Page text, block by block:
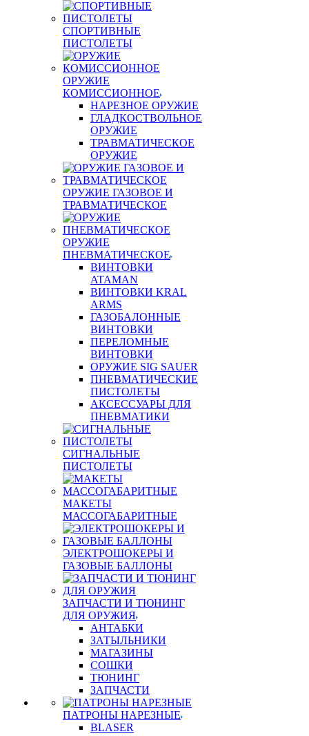
СПОРТИВНЫЕ
ПИСТОЛЕТЫ
ОРУЖИЕ
КОМИССИОННОЕ
НАРЕЗНОЕ ОРУЖИЕ
ГЛАДКОСТВОЛЬНОЕ
ОРУЖИЕ
ТРАВМАТИЧЕСКОЕ
ОРУЖИЕ
ОРУЖИЕ ГАЗОВОЕ И
ТРАВМАТИЧЕСКОЕ
ОРУЖИЕ
ПНЕВМАТИЧЕСКОЕ
ВИНТОВКИ
ATAMAN
ВИНТОВКИ KRAL
ARMS
ГАЗОБАЛОННЫЕ
ВИНТОВКИ
ПЕРЕЛОМНЫЕ
ВИНТОВКИ
ОРУЖИЕ SIG SAUER
ПНЕВМАТИЧЕСКИЕ
ПИСТОЛЕТЫ
АКСЕССУАРЫ ДЛЯ
ПНЕВМАТИКИ
СИГНАЛЬНЫЕ
ПИСТОЛЕТЫ
МАКЕТЫ
МАССОГАБАРИТНЫЕ
ЭЛЕКТРОШОКЕРЫ И
ГАЗОВЫЕ БАЛЛОНЫ
ЗАПЧАСТИ И ТЮНИНГ
ДЛЯ ОРУЖИЯ
АНТАБКИ
ЗАТЫЛЬНИКИ
МАГАЗИНЫ
СОШКИ
ТЮНИНГ
ЗАПЧАСТИ
ПАТРОНЫ НАРЕЗНЫЕ
BLASER